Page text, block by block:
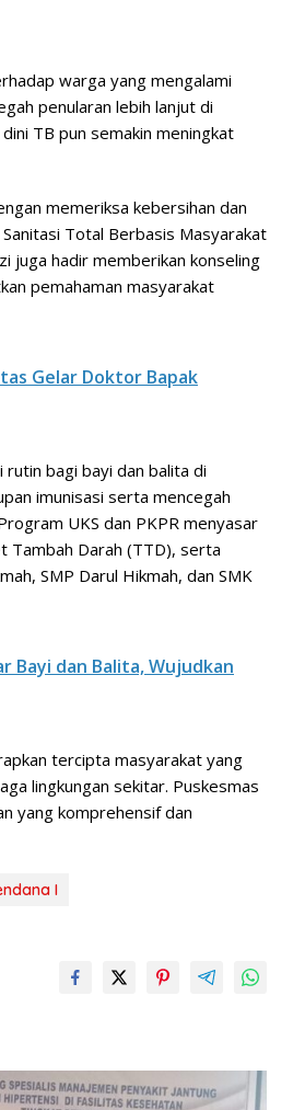
warga yang mengalami
penularan lebih lanjut di
TB pun semakin meningkat
memeriksa kebersihan dan
Total Berbasis Masyarakat
juga hadir memberikan konseling
pemahaman masyarakat
Gelar Doktor Bapak
rutin bagi bayi dan balita di
imunisasi serta mencegah
UKS dan PKPR menyasar
Tambah Darah (TTD), serta
SMP Darul Hikmah, dan SMK
Bayi dan Balita, Wujudkan
tercipta masyarakat yang
lingkungan sekitar. Puskesmas
yang komprehensif dan
I